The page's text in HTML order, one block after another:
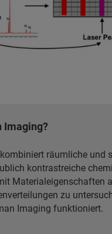
Imaging?
räumliche und
kontrastreiche
Materialeigenschaften
zu
Imaging funktioniert.